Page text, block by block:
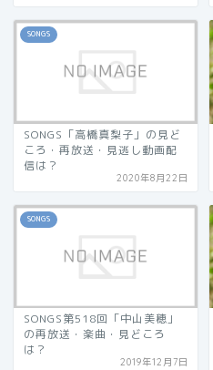
SONGS
SONGS「高橋真梨子」の見ど
ころ・再放送・見逃し動画配
信は？
2020年8月22日
SONGS
SONGS第518回「中山美穂」
の再放送・楽曲・見どころ
は？
2019年12月7日